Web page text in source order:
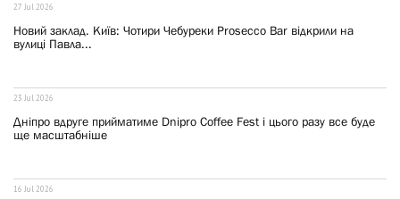
27 Jul 2026
Новий заклад. Київ: Чотири Чебуреки Prosecco Bar відкрили на
вулиці Павла...
23 Jul 2026
Дніпро вдруге прийматиме Dnipro Coffee Fest і цього разу все буде
ще масштабніше
16 Jul 2026